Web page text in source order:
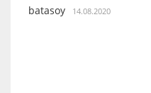
batasoy 14.08.2020